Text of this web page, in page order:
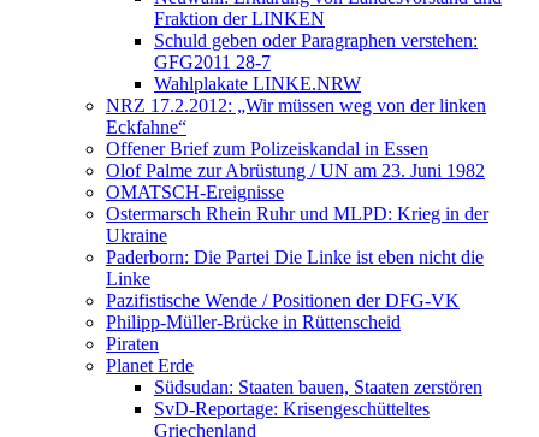
Fraktion der LINKEN
Schuld geben oder Paragraphen verstehen:
GFG2011 28-7
Wahlplakate LINKE.NRW
NRZ 17.2.2012: „Wir müssen weg von der linken
Eckfahne“
Offener Brief zum Polizeiskandal in Essen
Olof Palme zur Abrüstung / UN am 23. Juni 1982
OMATSCH-Ereignisse
Ostermarsch Rhein Ruhr und MLPD: Krieg in der
Ukraine
Paderborn: Die Partei Die Linke ist eben nicht die
Linke
Pazifistische Wende / Positionen der DFG-VK
Philipp-Müller-Brücke in Rüttenscheid
Piraten
Planet Erde
Südsudan: Staaten bauen, Staaten zerstören
SvD-Reportage: Krisengeschütteltes
Griechenland